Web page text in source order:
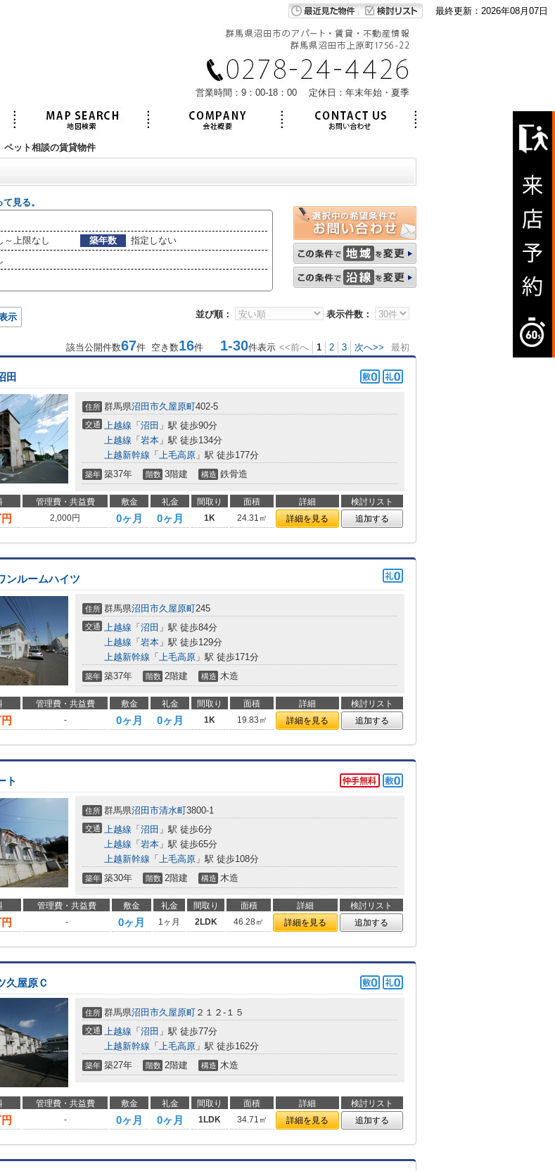
最終更新：2026年08月07日
営業時間：9：00-18：00 定休日：年末年始・夏季
ペット相談の賃貸物件
見る。
～上限なし 築年数
指定しない
並び順： 表示件数：
示
該当公開件数67件 空き数16件 1-30件表示 <<前へ 1 2 3 次へ>> 最初
田
住所 群馬県沼田市久屋原町402-5
交通 上越線 「 沼田 」駅 徒歩90分
上越線 「 岩本 」駅 徒歩134分
上越新幹線 「 上毛高原 」駅 徒歩177分
築年 築37年 階数 3階建 構造 鉄骨造
管理費・共益費 敷金 礼金 間取り 面積 詳細
検討リスト
2,000円 0ヶ月 0ヶ月 1K 24.31㎡ 詳細を見る 追加する
ンルームハイツ
住所 群馬県沼田市久屋原町245
交通 上越線 「 沼田 」駅 徒歩84分
上越線 「 岩本 」駅 徒歩129分
上越新幹線 「 上毛高原 」駅 徒歩171分
築年 築37年 階数 2階建 構造 木造
管理費・共益費 敷金 礼金 間取り 面積 詳細
検討リスト
- 0ヶ月 0ヶ月 1K 19.83㎡ 詳細を見る 追加する
ト
住所 群馬県沼田市清水町3800-1
交通 上越線 「 沼田 」駅 徒歩6分
上越線 「 岩本 」駅 徒歩65分
上越新幹線 「 上毛高原 」駅 徒歩108分
築年 築30年 階数 2階建 構造 木造
管理費・共益費 敷金 礼金 間取り 面積 詳細
検討リスト
- 0ヶ月 1ヶ月 2LDK 46.28㎡ 詳細を見る 追加する
久屋原Ｃ
住所 群馬県沼田市久屋原町 ２１２-１５
交通 上越線 「 沼田 」駅 徒歩77分
上越新幹線 「 上毛高原 」駅 徒歩162分
築年 築27年 階数 2階建 構造 木造
管理費・共益費 敷金 礼金 間取り 面積 詳細
検討リスト
- 0ヶ月 0ヶ月 1LDK 34.71㎡ 詳細を見る 追加する